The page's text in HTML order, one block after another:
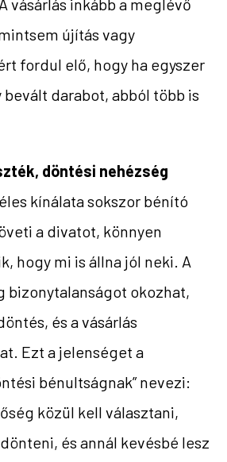
vásárlás inkább a meglévő
újítás vagy
fordul elő, hogy ha egyszer
darabot, abból több is
döntési nehézség
kínálata sokszor bénító
a divatot, könnyen
hogy mi is állna jól neki. A
bizonytalanságot okozhat,
és a vásárlás
Ezt a jelenséget a
bénultságnak” nevezi:
közül kell választani,
és annál kevésbé lesz